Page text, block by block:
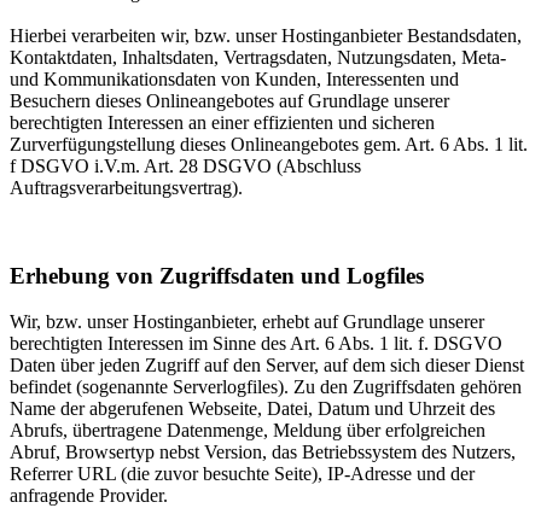
Hierbei verarbeiten wir, bzw. unser Hostinganbieter Bestandsdaten,
Kontaktdaten, Inhaltsdaten, Vertragsdaten, Nutzungsdaten, Meta-
und Kommunikationsdaten von Kunden, Interessenten und
Besuchern dieses Onlineangebotes auf Grundlage unserer
berechtigten Interessen an einer effizienten und sicheren
Zurverfügungstellung dieses Onlineangebotes gem. Art. 6 Abs. 1 lit.
f DSGVO i.V.m. Art. 28 DSGVO (Abschluss
Auftragsverarbeitungsvertrag).
Erhebung von Zugriffsdaten und Logfiles
Wir, bzw. unser Hostinganbieter, erhebt auf Grundlage unserer
berechtigten Interessen im Sinne des Art. 6 Abs. 1 lit. f. DSGVO
Daten über jeden Zugriff auf den Server, auf dem sich dieser Dienst
befindet (sogenannte Serverlogfiles). Zu den Zugriffsdaten gehören
Name der abgerufenen Webseite, Datei, Datum und Uhrzeit des
Abrufs, übertragene Datenmenge, Meldung über erfolgreichen
Abruf, Browsertyp nebst Version, das Betriebssystem des Nutzers,
Referrer URL (die zuvor besuchte Seite), IP-Adresse und der
anfragende Provider.